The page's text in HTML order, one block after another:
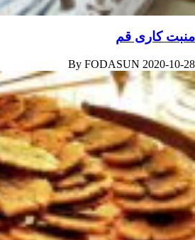
منبت کاری قم
By FODASUN 2020-10-28